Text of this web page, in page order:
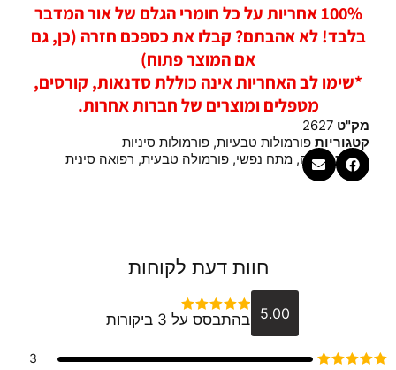
100% אחריות על כל חומרי הגלם של אור המדבר
בלבד! לא אהבתם? קבלו את כספכם חזרה (כן, גם
אם המוצר פתוח)
*שימו לב האחריות אינה כוללת סדנאות, קורסים,
מטפלים ומוצרים של חברות אחרות.
מק"ט 2627
קטגוריות פורמולות טבעיות, פורמולות סיניות
תגיות חרדה, מתח נפשי, פורמולה טבעית, רפואה סינית
חוות דעת לקוחות
5.00 דורג 5מתוך 5
בהתבסס על 3 ביקורות
3